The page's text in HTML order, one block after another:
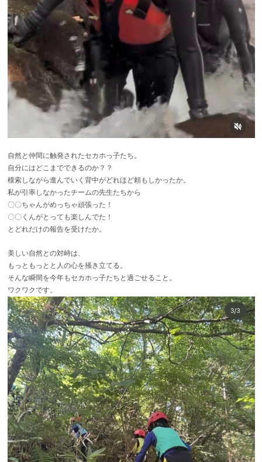
自然と仲間に触発されたセカホっ子たち。
自分にはどこまでできるのか？？
模索しながら進んでいく背中がどれほど頼もしかったか。
私が引率しなかったチームの先生たちから
〇〇ちゃんがめっちゃ頑張った！
〇〇くんがとっても楽しんでた！
とどれだけの報告を受けたか。
美しい自然との対峙は、
もっともっとと人の心を掻き立てる。
そんな瞬間を今年もセカホっ子たちと過ごせること。
ワクワクです。